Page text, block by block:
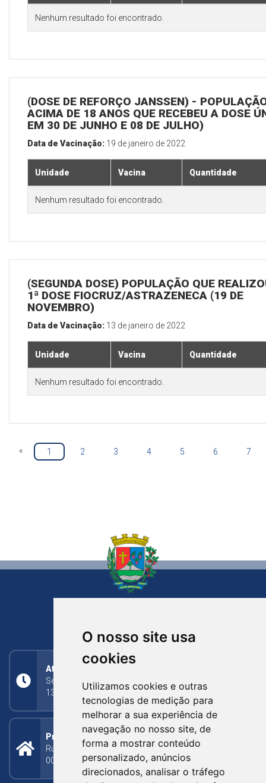
O nosso site usa
cookies
Utilizamos cookies e outras
tecnologias de medição para
melhorar a sua experiência de
navegação no nosso site, de
forma a mostrar conteúdo
personalizado, anúncios
direcionados, analisar o tráfego
Nenhum resultado foi encontrado.
(DOSE DE REFORÇO JANSSEN) -
ACIMA DE 18 ANOS QUE RECEBEU A DOSE
EM 30 DE JUNHO E 08 DE JULHO)
Data de Vacinação: 19 de janeiro de 2022
Unidade Vacina Quantidade
Nenhum resultado foi encontrado.
(SEGUNDA DOSE) POPULAÇÃO QUE
1ª DOSE FIOCRUZ/ASTRAZENECA (19 DE
NOVEMBRO)
Data de Vacinação: 13 de janeiro de 2022
Unidade Vacina Quantidade
Nenhum resultado foi encontrado.
« 1 2 3 4 5 6 7
Atendimento
Segunda a Sexta: 8h às 11h30min (manhã);
13h30min às 17h (tarde)
Prefeitura Municipal
Rua Silva Jardim, 505 - Bairro Centro - CEP: 95340-
000